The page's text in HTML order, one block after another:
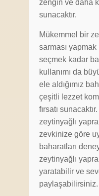
zengin ve daha
sunacaktır.
Mükemmel bir
sarması
seçmek kadar
kullanımı da
ele aldığımız
çeşitli lezzet
fırsatı
zeytinyağlı
zevkinize göre
baharatları
zeytinyağlı
yaratabilir ve
paylaşabilirsiniz.